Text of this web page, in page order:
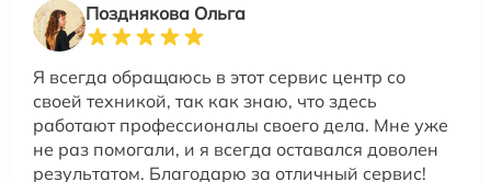
Позднякова Ольга
Я всегда обращаюсь в этот сервис центр со
своей техникой, так как знаю, что здесь
работают профессионалы своего дела. Мне уже
не раз помогали, и я всегда оставался доволен
результатом. Благодарю за отличный сервис!